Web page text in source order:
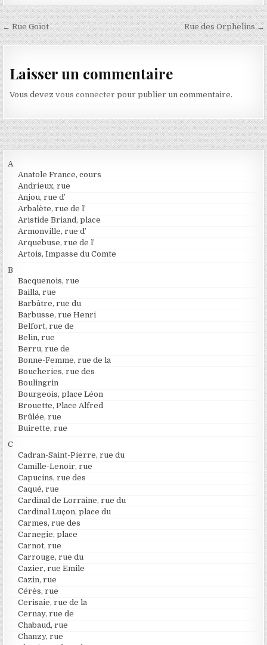
Navigation de l’article Rue des Orphelins →
← Rue Goïot
Laisser un commentaire
Vous devezvous connecter pour publier un commentaire.
A
Anatole France, cours
Andrieux, rue
Anjou, rue d’
Arbalète, rue de l’
Aristide Briand, place
Armonville, rue d’
Arquebuse, rue de l’
Artois, Impasse du Comte
B
Bacquenois, rue
Bailla, rue
Barbâtre, rue du
Barbusse, rue Henri
Belfort, rue de
Belin, rue
Berru, rue de
Bonne-Femme, rue de la
Boucheries, rue des
Boulingrin
Bourgeois, place Léon
Brouette, Place Alfred
Brûlée, rue
Buirette, rue
C
Cadran-Saint-Pierre, rue du
Camille-Lenoir, rue
Capucins, rue des
Caqué, rue
Cardinal de Lorraine, rue du
Cardinal Luçon, place du
Carmes, rue des
Carnegie, place
Carnot, rue
Carrouge, rue du
Cazier, rue Emile
Cazin, rue
Cérès, rue
Cerisaie, rue de la
Cernay, rue de
Chabaud, rue
Chanzy, rue